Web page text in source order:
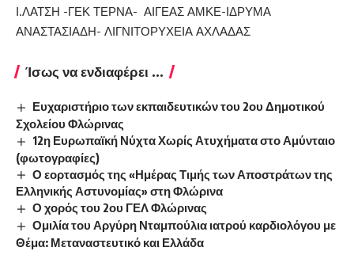
Ι.ΛΑΤΣΗ -ΓΕΚ ΤΕΡΝΑ- ΑΙΓΕΑΣ ΑΜΚΕ-ΙΔΡΥΜΑ
ΑΝΑΣΤΑΣΙΑΔΗ- ΛΙΓΝΙΤΟΡΥΧΕΙΑ ΑΧΛΑΔΑΣ
Ίσως να ενδιαφέρει ...
Ευχαριστήριο των εκπαιδευτικών του 2ου Δημοτικού
Σχολείου Φλώρινας
12η Ευρωπαϊκή Νύχτα Χωρίς Ατυχήματα στο Αμύνταιο
(φωτογραφίες)
Ο εορτασμός της «Ημέρας Τιμής των Αποστράτων της
Ελληνικής Αστυνομίας» στη Φλώρινα
Ο χορός του 2ου ΓΕΛ Φλώρινας
Ομιλία του Αργύρη Νταμπούλια ιατρού καρδιολόγου με
Θέμα: Μεταναστευτικό και Ελλάδα